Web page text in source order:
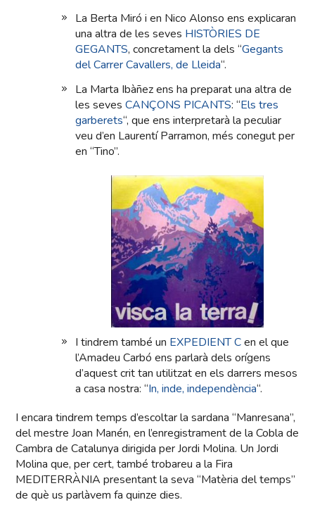
La Berta Miró i en Nico Alonso ens explicaran
una altra de les seves HISTÒRIES DE
GEGANTS, concretament la dels “Gegants
del Carrer Cavallers, de Lleida“.
La Marta Ibàñez ens ha preparat una altra de
les sevesCANÇONS PICANTS: “Els tres
garberets“, que ens interpretarà la peculiar
veu d’en Laurentí Parramon, més conegut per
en “Tino”.
I tindrem també un EXPEDIENT Cen el que
l’Amadeu Carbó ens parlarà dels orígens
d’aquest crit tan utilitzat en els darrers mesos
a casa nostra: “In, inde, independència“.
I encara tindrem temps d’escoltar la sardana “Manresana”,
del mestre Joan Manén, en l’enregistrament de la Cobla de
Cambra de Catalunya dirigida per Jordi Molina. Un Jordi
Molina que, per cert, també trobareu a la Fira
MEDITERRÀNIA presentant la seva “Matèria del temps”
de què us parlàvem fa quinze dies.